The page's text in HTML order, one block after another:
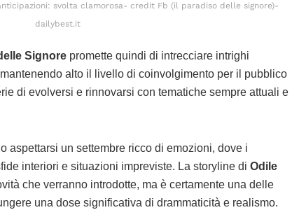
svolta clamorosa- credit Fb (il paradiso delle signore)-
dailybest.it
Signore promette quindi di intrecciare intrighi
alto il livello di coinvolgimento per il pubblico
di evolversi e rinnovarsi con tematiche sempre attuali e
aspettarsi un settembre ricco di emozioni, dove i
interiori e situazioni impreviste. La storyline di Odile
che verranno introdotte, ma è certamente una delle
una dose significativa di drammaticità e realismo.